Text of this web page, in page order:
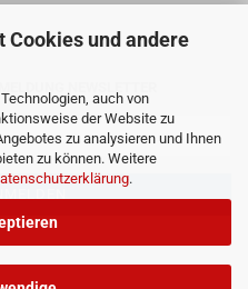
Cookies und andere
auch von
der Website zu
zu analysieren und Ihnen
zu können. Weitere
.